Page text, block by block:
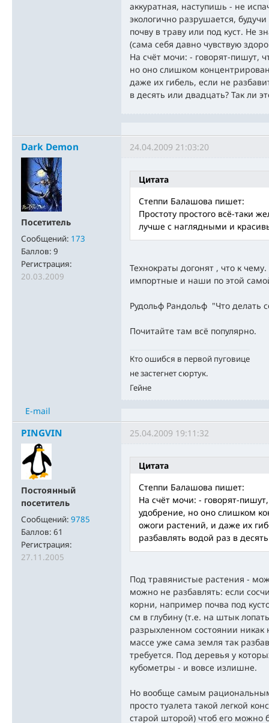
аккуратная, наступишь - не
экологично разрушается,
почву в траву или под куст. Не
(сама себя давно чувствую
На счёт мочи: - говорят-пишут,
но оно слишком
даже их гибель, если не
в десять или двадцать? Так ли
Dark Demon
Посетитель
Сообщений: 173
Баллов: 9
Регистрация:
20.03.2009
24.04.2009 21:03:20
Цитата
Степпи Балашова пишет:
Простоту простого всё-таки
лучше с наглядными и
Технократы догонят , что к
импортные и наши по этой
Рудольф Рандольф "Что делать
Почитайте там всё популярно.
Кто ошибся в первой пуговице
не застегнет сюртук.
Гейне
E-mail
PINGVIN
Постоянный
посетитель
Сообщений: 9785
Баллов: 61
Регистрация:
27.11.2005
25.04.2009 19:11:32
Цитата
Степпи Балашова пишет:
На счёт мочи: - говорят-
удобрение, но оно слишком
ожоги растений, и даже их
разбавлять водой раз в
Под травянистые растения -
можно не разбавлять: если
корни, например почва под
см в глубину (т.е. на штык
разрыхленном состоянии
массе уже сама земля так
требуется. Под деревья у
кубометры - и вовсе излишне.
Но вообще самым
просто туалета такой легкой
старой шторой) чтоб его можно